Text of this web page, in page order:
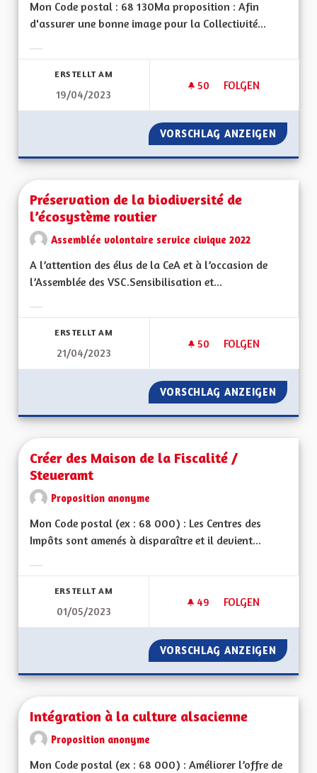
Mon Code postal : 68 130Ma proposition : Afin
d'assurer une bonne image pour la Collectivité...
ERSTELLT AM
19/04/2023
50 50 FOLLOWER
FOLGEN
UN PARTENAIRE
VORSCHLAG ANZEIGEN UN
Préservation de la biodiversité de
l’écosystème routier
Assemblée volontaire service civique 2022
A l’attention des élus de la CeA et à l’occasion de
l’Assemblée des VSC.Sensibilisation et...
ERSTELLT AM
21/04/2023
50 50 FOLLOWER
FOLGEN
PRÉSERVATION
VORSCHLAG ANZEIGEN
Créer des Maison de la Fiscalité /
Steueramt
Proposition anonyme
Mon Code postal (ex : 68 000) : Les Centres des
Impôts sont amenés à disparaître et il devient...
ERSTELLT AM
01/05/2023
49 49 FOLLOWER
FOLGEN
CRÉER DES
VORSCHLAG ANZEIGEN
Intégration à la culture alsacienne
Proposition anonyme
Mon Code postal (ex : 68 000) : Améliorer l’offre de